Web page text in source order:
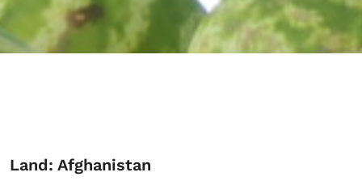
Land: Afghanistan